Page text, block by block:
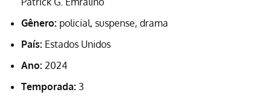
Gênero: policial, suspense, drama
País: Estados Unidos
Ano: 2024
Temporada: 3